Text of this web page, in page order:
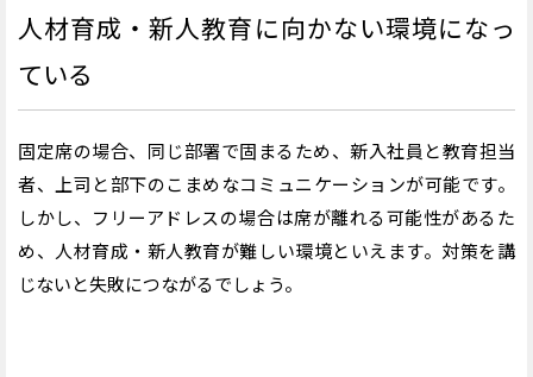
人材育成・新人教育に向かない環境になっ
ている
固定席の場合、同じ部署で固まるため、新入社員と教育担当
者、上司と部下のこまめなコミュニケーションが可能です。
しかし、フリーアドレスの場合は席が離れる可能性があるた
め、人材育成・新人教育が難しい環境といえます。対策を講
じないと失敗につながるでしょう。